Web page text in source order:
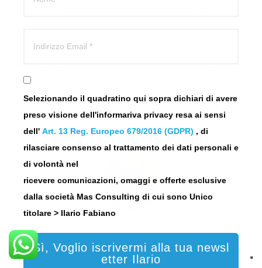
“IL PIACERE DI ASSICURARSI”.
SE sei uscito per sbaglio dall’iscrizione
alla mia newsletter
< Clicca QUI >
Selezionando il quadratino qui sopra dichiari di avere
preso visione dell'informariva privacy resa ai sensi
dell' Art. 13 Reg. Europeo 679/2016 (GDPR) , di
rilasciare consenso al trattamento dei dati personali e
di volontà nel
ricevere comunicazioni, omaggi e offerte esclusive
dalla società Mas Consulting di cui sono Unico
titolare > Ilario Fabiano
Sì, Voglio iscrivermi alla tua newsl
etter Ilario